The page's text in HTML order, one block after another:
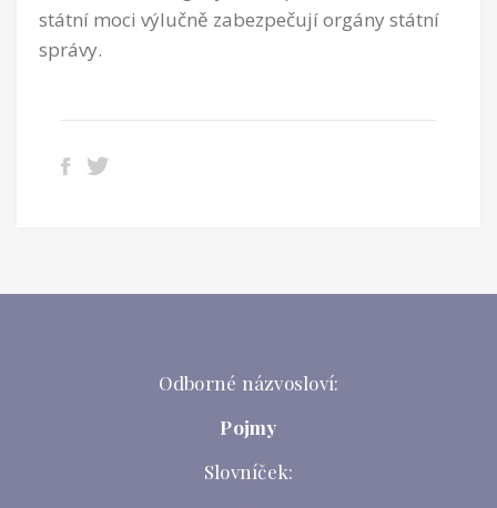
státní moci výlučně zabezpečují orgány státní
správy.
Odborné názvosloví:
Pojmy
Slovníček: